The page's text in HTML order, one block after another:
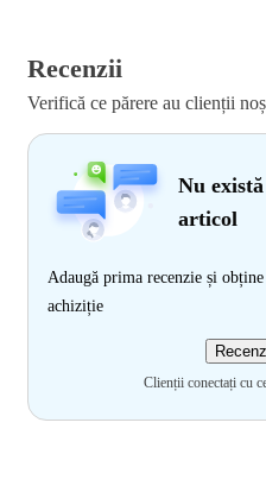
Recenzii
Verifică ce părere au clienții
Nu
articol
Adaugă prima recenzie și
achiziție
Clienții conectați cu